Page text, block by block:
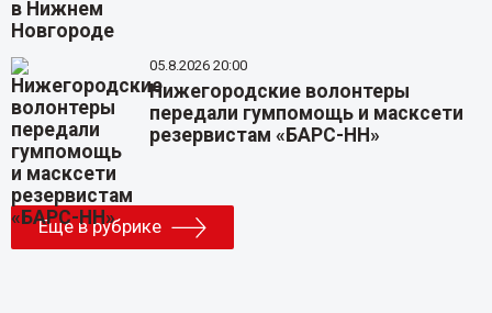
05.8.2026 20:00
Нижегородские волонтеры
передали гумпомощь и масксети
резервистам «БАРС-НН»
Еще в рубрике